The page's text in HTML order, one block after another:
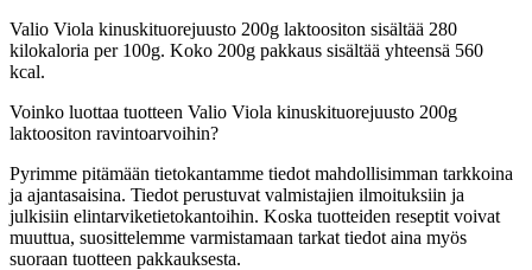
Valio Viola kinuskituorejuusto 200g laktoositon sisältää 280
kilokaloria per 100g. Koko 200g pakkaus sisältää yhteensä 560
kcal.
Voinko luottaa tuotteen Valio Viola kinuskituorejuusto 200g
laktoositon ravintoarvoihin?
Pyrimme pitämään tietokantamme tiedot mahdollisimman tarkkoina
ja ajantasaisina. Tiedot perustuvat valmistajien ilmoituksiin ja
julkisiin elintarviketietokantoihin. Koska tuotteiden reseptit voivat
muuttua, suosittelemme varmistamaan tarkat tiedot aina myös
suoraan tuotteen pakkauksesta.